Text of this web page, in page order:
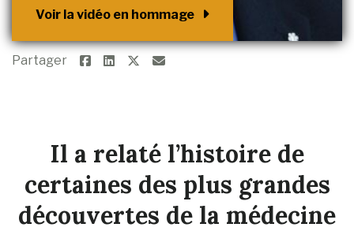
Voir la vidéo en hommage
Partager
Il a relaté l’histoire de
certaines des plus grandes
découvertes de la médecine